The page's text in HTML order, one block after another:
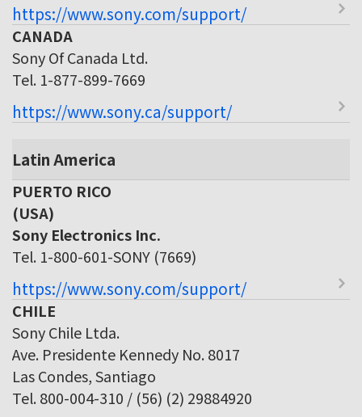
https://www.sony.com/support/
CANADA
Sony Of Canada Ltd.
Tel. 1-877-899-7669
https://www.sony.ca/support/
Latin America
PUERTO RICO
(USA)
Sony Electronics Inc.
Tel. 1-800-601-SONY (7669)
https://www.sony.com/support/
CHILE
Sony Chile Ltda.
Ave. Presidente Kennedy No. 8017
Las Condes, Santiago
Tel. 800-004-310 / (56) (2) 29884920